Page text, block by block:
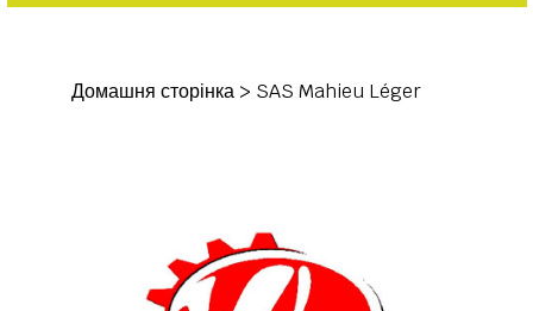
Домашня сторінка > SAS Mahieu Léger